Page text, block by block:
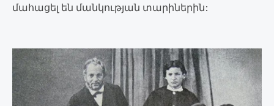
մահացել են մանկության տարիներին: